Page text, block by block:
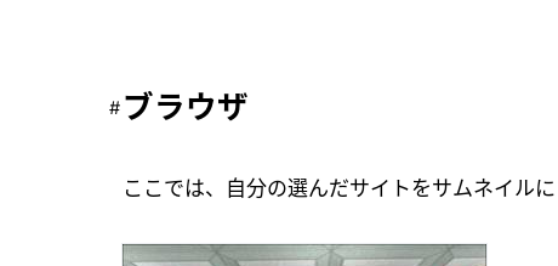
ブラウザ
ここでは、自分の選んだサイトをサムネイル